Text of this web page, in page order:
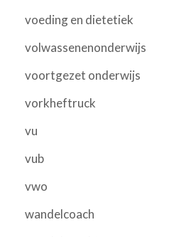
voeding en dietetiek
volwassenenonderwijs
voortgezet onderwijs
vorkheftruck
vu
vub
vwo
wandelcoach